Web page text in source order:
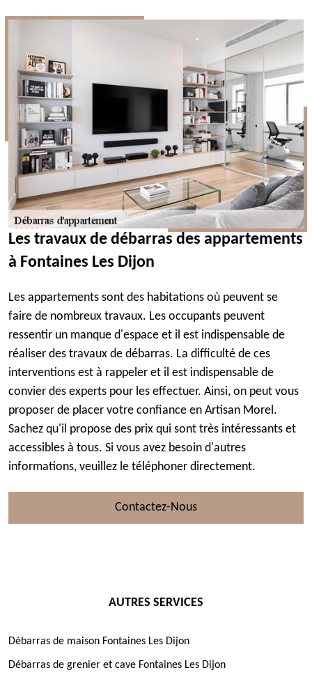
Les travaux de débarras des appartements
à Fontaines Les Dijon
Les appartements sont des habitations où peuvent se
faire de nombreux travaux. Les occupants peuvent
ressentir un manque d'espace et il est indispensable de
réaliser des travaux de débarras. La difficulté de ces
interventions est à rappeler et il est indispensable de
convier des experts pour les effectuer. Ainsi, on peut vous
proposer de placer votre confiance en Artisan Morel.
Sachez qu'il propose des prix qui sont très intéressants et
accessibles à tous. Si vous avez besoin d'autres
informations, veuillez le téléphoner directement.
Contactez-Nous
AUTRES SERVICES
Débarras de maison Fontaines Les Dijon
Débarras de grenier et cave Fontaines Les Dijon